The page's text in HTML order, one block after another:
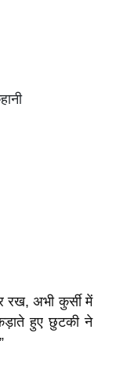
अभी कुर्सी में
हुए छुटकी ने